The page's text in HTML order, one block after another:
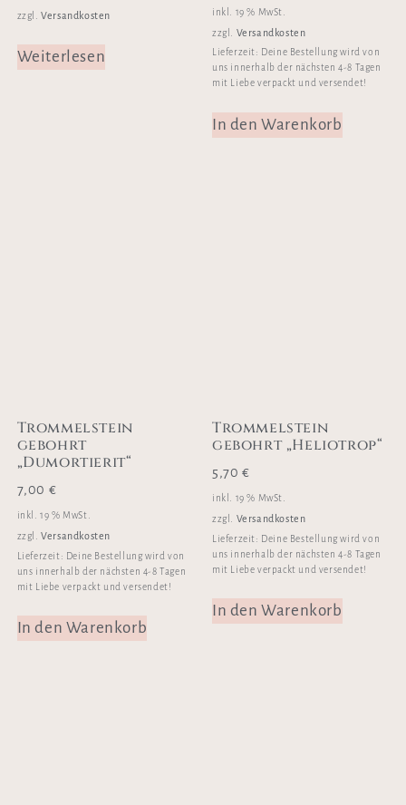
zzgl.Versandkosten
Weiterlesen
inkl. 19 % MwSt.
zzgl. Versandkosten
Lieferzeit: Deine Bestellung wird von
uns innerhalb der nächsten 4-8 Tagen
mit Liebe verpackt und versendet!
In den Warenkorb
Trommelstein
gebohrt
„Dumortierit“
7,00 €
inkl. 19 % MwSt.
zzgl.Versandkosten
Lieferzeit: Deine Bestellung wird von
uns innerhalb der nächsten 4-8 Tagen
mit Liebe verpackt und versendet!
In den Warenkorb
Trommelstein
gebohrt „Heliotrop“
5,70 €
inkl. 19 % MwSt.
zzgl. Versandkosten
Lieferzeit: Deine Bestellung wird von
uns innerhalb der nächsten 4-8 Tagen
mit Liebe verpackt und versendet!
In den Warenkorb